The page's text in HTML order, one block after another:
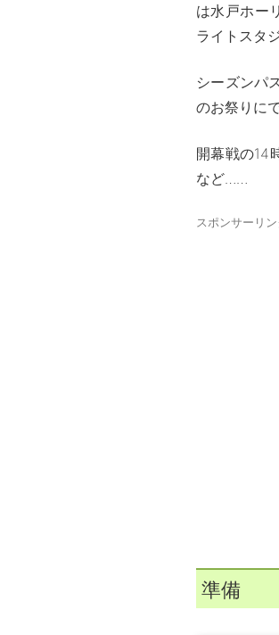
は水戸ホー
ライトスタ
シーズンパ
のお祭りに
開幕戦の14
など……
スポンサーリン
準備